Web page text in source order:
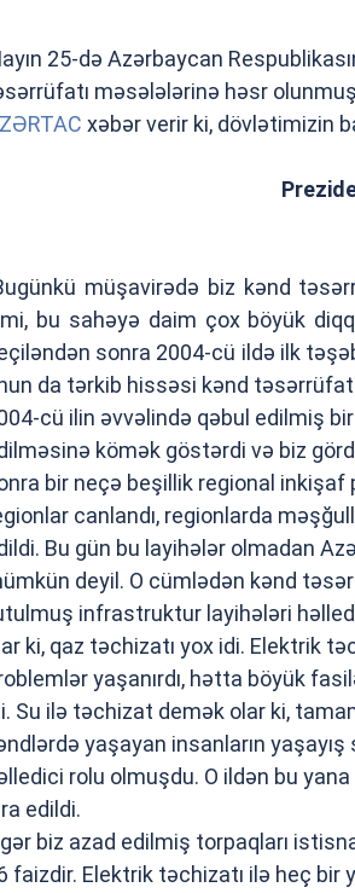
25-də Azərbaycan
məsələlərinə həsr
xəbər verir ki, dövlətimizin
müşavirədə biz kənd
bu sahəyə daim çox böyük
sonra 2004-cü ildə ilk
da tərkib hissəsi kənd
cü ilin əvvəlində qəbul edilmiş
kömək göstərdi və biz
bir neçə beşillik regional inkişaf
canlandı, regionlarda
Bu gün bu layihələr olmadan
deyil. O cümlədən kənd
infrastruktur layihələri
ki, qaz təchizatı yox idi. Elektrik
yaşanırdı, hətta böyük
Su ilə təchizat demək olar ki,
yaşayan insanların
rolu olmuşdu. O ildən bu
edildi.
biz azad edilmiş torpaqları
faizdir. Elektrik təchizatı ilə heç bir